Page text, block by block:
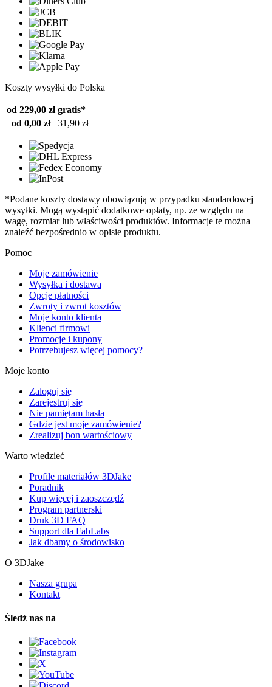
Koszty wysyłki do Polska
od 229,00 zł gratis*
od 0,00 zł
31,90 zł
*Podane koszty dostawy obowiązują w przypadku standardowej
wysyłki. Mogą wystąpić dodatkowe opłaty, np. ze względu na
wagę, rozmiar lub właściwości produktów. Informacje te można
znaleźć bezpośrednio w opisie produktu.
Pomoc
Moje zamówienie
Wysyłka i dostawa
Opcje płatności
Zwroty i zwrot kosztów
Moje konto klienta
Klienci firmowi
Promocje i kupony
Potrzebujesz więcej pomocy?
Moje konto
Zaloguj się
Zarejestruj się
Nie pamiętam hasła
Gdzie jest moje zamówienie?
Zrealizuj bon wartościowy
Warto wiedzieć
Profile materiałów 3DJake
Poradnik
Kup więcej i zaoszczędź
Program partnerski
Druk 3D FAQ
Support dla FabLabs
Jak dbamy o środowisko
O 3DJake
Nasza grupa
Kontakt
Śledź nas na